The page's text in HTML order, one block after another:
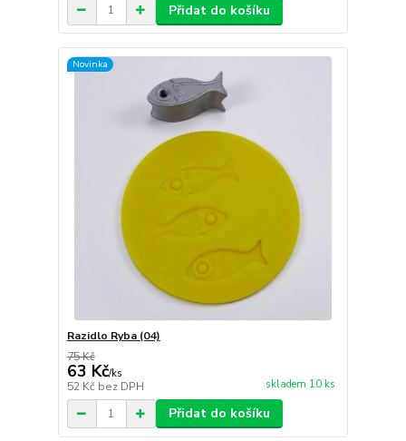
Přidat do košíku
Novinka
Razidlo Ryba (04)
75 Kč
63 Kč/ks
52 Kč bez DPH skladem 10 ks
Přidat do košíku